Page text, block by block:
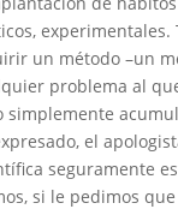
experimentales.
un método –un
problema al
simplemente
el
seguramente
si le pedimos